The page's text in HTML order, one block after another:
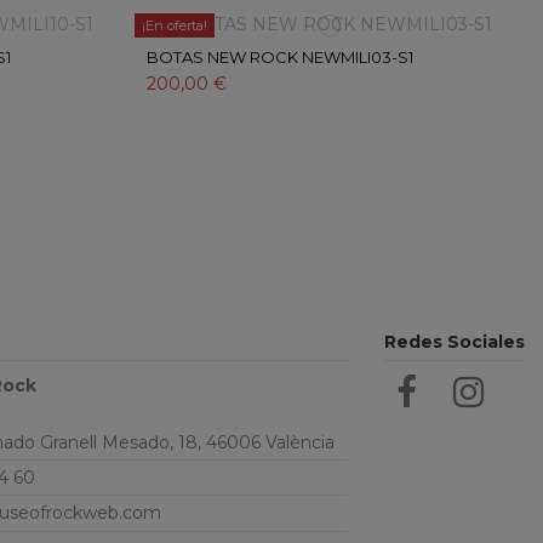
¡En oferta!
BOTAS NEW ROCK NEWMILI03-S1
200,00 €
Granell Mesado, 18, 46006 València
60
Redes Sociales